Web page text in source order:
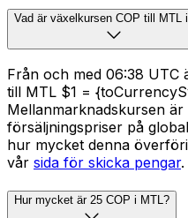
Vad är växelkursen COP till MTL
Från och med 06:38 UTC
till MTL $1 =
Mellanmarknadskursen
försäljningspriser på
hur mycket denna
vår sida för skicka pengar.
Hur mycket är 25 COP i MTL?